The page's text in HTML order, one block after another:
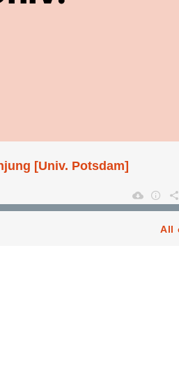
[Univ. Potsdam]
All